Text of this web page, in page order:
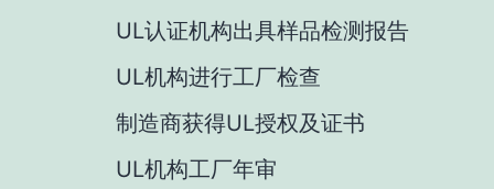
UL认证机构出具样品检测报告
UL机构进行工厂检查
制造商获得UL授权及证书
UL机构工厂年审